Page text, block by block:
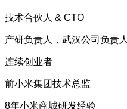
技术合伙人 & CTO
产研负责人，武汉公司负责人
连续创业者
前小米集团技术总监
8年小米商城研发经验